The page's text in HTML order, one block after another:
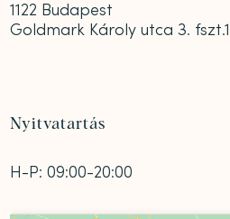
1122 Budapest
Goldmark Károly utca 3.
Nyitvatartás
H-P: 09:00-20:00